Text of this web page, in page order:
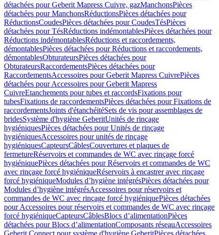
détachées pour Geberit Mapress Cuivre, gazManchonsPièces
détachées pour ManchonsRéductionsPièces détachées pour
RéductionsCoudesPièces détachées pour CoudesTésPièces
détachées pour TésRéductions indémontablesPièces détachées pour
Réductions indémontablesRéductions et raccordements,
démontablesPièces détachées pour Réductions et raccordements,
démontablesObturateursPièces détachées pour
ObturateursRaccordementsPièces détachées pour
RaccordementsAccessoires pour Geberit Mapress CuivrePièces
détachées pour Accessoires pour Geberit Mapress
CuivreEtanchements pour tubes et raccordsFixations pour
tubesFixations de raccordementsPièces détachées pour Fixations de
raccordementsJoints d'étanchéitéSets de vis pour assemblages de
bridesSystème d'hygiène GeberitUnités de rinçage
hygiéniquesPièces détachées pour Unités de rinçage
hygiéniquesAccessoires pour unités de rinçage
hygiéniquesCapteursCâblesCouvertures et plaques de
fermetureRéservoirs et commandes de WC avec rinçage forcé
hygiéniquePièces détachées pour Réservoirs et commandes de WC
avec rinçage forcé hygiéniqueRéservoirs à encastrer avec rinçage
forcé hygiéniqueModules d’hygiène intégrésPièces détachées pour
Modules d’hygiène intégrésAccessoires pour réservoirs et
commandes de WC avec rinçage forcé hygiéniquePièces détachées
pour Accessoires pour réservoirs et commandes de WC avec rinçage
forcé hygiéniqueCapteursCâblesBlocs d’alimentationPièces
détachées pour Blocs d’alimentationComposants réseauAccessoires
Geberit Connect pour système d'hygiène GeberitPièces détachées